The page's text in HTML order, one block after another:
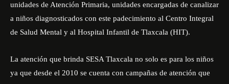
unidades de Atención Primaria, unidades encargadas de canalizar
a niños diagnosticados con este padecimiento al Centro Integral
de Salud Mental y al Hospital Infantil de Tlaxcala (HIT).
La atención que brinda SESA Tlaxcala no solo es para los niños
ya que desde el 2010 se cuenta con campañas de atención que